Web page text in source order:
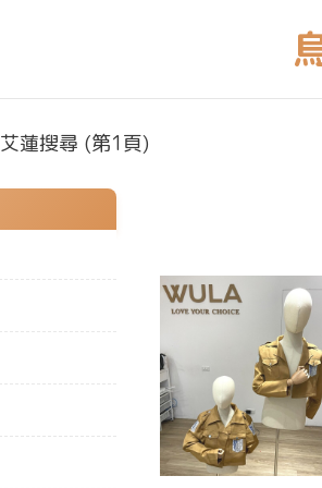
艾蓮搜尋 (第1頁)